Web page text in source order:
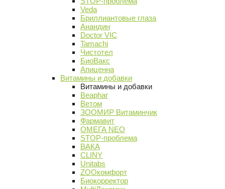
Veda
Бриллиантовые глаза
Анандин
Doctor VIC
Tamachi
Чистотел
БиоВакс
Апиценна
Витамины и добавки
Витамины и добавки
Beaphar
Ветом
ЗООМИР Витаминчик
Фармавит
ОМЕГА NEO
STOP-проблема
ВАКА
CLINY
Unitabs
ZOOкомфорт
Биокорректор